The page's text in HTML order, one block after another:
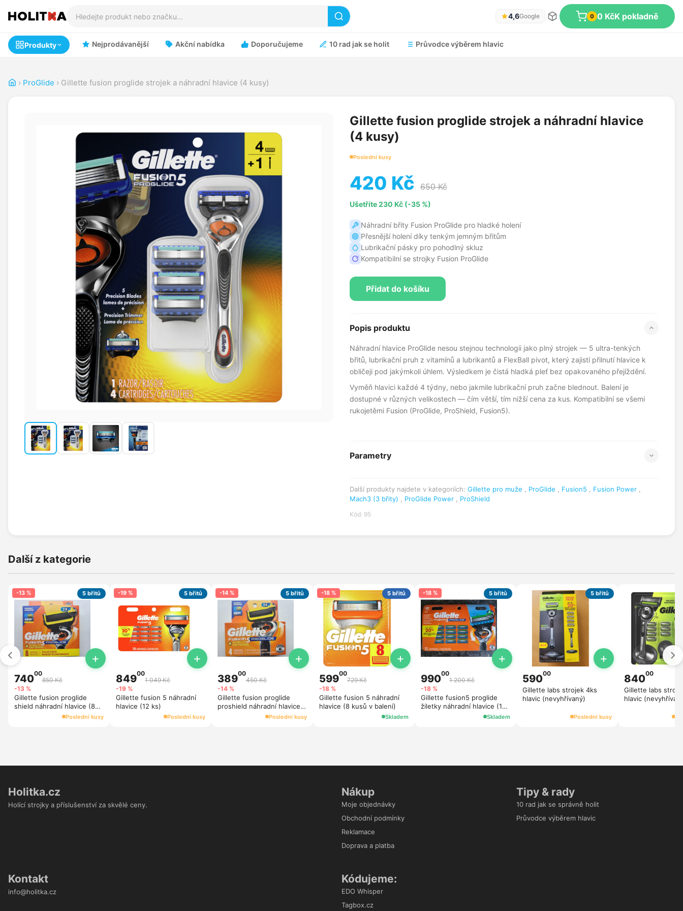
4,6Google 0 0 KčK pokladně
Produkty Nejprodávanější Akční nabídka Doporučujeme 10 rad jak se holit Průvodce výběrem hlavic
› ProGlide › Gillette fusion proglide strojek a náhradní hlavice (4 kusy)
Gillette fusion proglide strojek a náhradní hlavice
(4 kusy)
Poslední kusy
420 Kč 650 Kč
Ušetříte 230 Kč (-35 %)
Náhradní břity Fusion ProGlide pro hladké holení
Přesnější holení díky tenkým jemným břitům
Lubrikační pásky pro pohodlný skluz
Kompatibilní se strojky Fusion ProGlide
Přidat do košíku
Popis produktu
Náhradní hlavice ProGlide nesou stejnou technologii jako plný strojek — 5 ultra-tenkých
břitů, lubrikační pruh z vitamínů a lubrikantů a FlexBall pivot, který zajistí přilnutí hlavice k
obličeji pod jakýmkoli úhlem. Výsledkem je čistá hladká pleť bez opakovaného přejíždění.
Vyměň hlavici každé 4 týdny, nebo jakmile lubrikační pruh začne blednout. Balení je
dostupné v různých velikostech — čím větší, tím nižší cena za kus. Kompatibilní se všemi
rukojetěmi Fusion (ProGlide, ProShield, Fusion5).
Parametry
Další produkty najdete v kategoriích: Gillette pro muže ProGlide Fusion5 Fusion Power
Mach3 (3 břity)
ProGlide Power ProShield
Kód: 95
Další z kategorie
-13 % 5 břitů
+
74000
850 Kč
-13 %
Gillette fusion proglide
shield náhradní hlavice (8
Poslední kusy
-19 % 5 břitů
+
84900
1 049 Kč
-19 %
Gillette fusion 5 náhradní
hlavice (12 ks)
Poslední kusy
-14 % 5 břitů
+
38900
450 Kč
-14 %
Gillette fusion proglide
proshield náhradní hlavice
Poslední kusy
-18 % 5 břitů
+
59900
729 Kč
-18 %
Gillette fusion 5 náhradní
hlavice (8 kusů v balení)
Skladem
-18 % 5 břitů
+
99000
1 200 Kč
-18 %
Gillette fusion5 proglide
žiletky náhradní hlavice (12
Skladem
5 břitů
+
59000
Gillette labs strojek 4ks
hlavic (nevyhřívaný)
Poslední kusy
84000
Gillette labs strojek
hlavic
Holitka.cz
Holící strojky a příslušenství za skvělé ceny.
Nákup
Moje objednávky
Obchodní podmínky
Reklamace
Doprava a platba
Tipy & rady
10 rad jak se správně holit
Průvodce výběrem hlavic
Kontakt
info@holitka.cz
Kódujeme:
EDO Whisper
Tagbox.cz